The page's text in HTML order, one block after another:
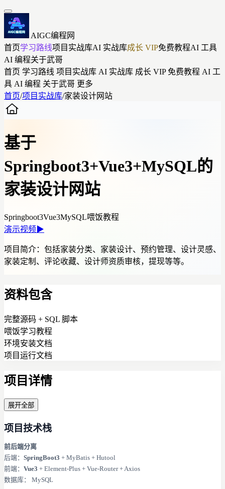
AIGC编程网
首页学习路线项目实战库AI 实战库成长 VIP免费教程AI 工具
AI 编程关于武哥
首页 学习路线 项目实战库 AI 实战库 成长 VIP免费教程 AI 工
具 AI 编程 关于武哥 更多
首页/项目实战库/家装设计网站
基于
Springboot3+Vue3+MySQL的
家装设计网站
Springboot3Vue3MySQL喂饭教程
演示视频 ▶
项目简介： 包括家装分类、家装设计、预约管理、设计灵感、
家装定制、评论收藏、设计师资质审核，提现等等。
资料包含
完整源码 + SQL 脚本
喂饭学习教程
环境安装文档
项目运行文档
项目详情
展开全部
项目技术栈
前后端分离
后端： SpringBoot3 + MyBatis + Hutool
前端： Vue3 + Element-Plus + Vue-Router + Axios
数据库： MySQL